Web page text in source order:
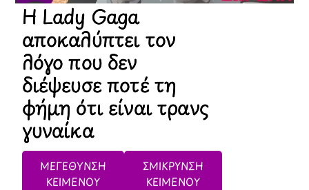
Η Lady Gaga
αποκαλύπτει τον
λόγο που δεν
διέψευσε ποτέ τη
φήμη ότι είναι τρανς
γυναίκα
ΜΕΓΕΘΥΝΣΗ
ΚΕΙΜΕΝΟΥ
ΣΜΙΚΡΥΝΣΗ
ΚΕΙΜΕΝΟΥ